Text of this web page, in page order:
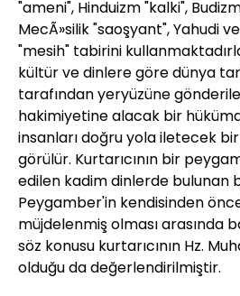
"ameni", Hinduizm "kalki",
MecÃ»silik "saoşyant", Yahudi
"mesih" tabirini
kültür ve dinlere göre dünya
tarafından yeryüzüne
hakimiyetine alacak bir
insanları doğru yola iletecek
görülür. Kurtarıcının bir
edilen kadim dinlerde bulunan
Peygamber'in kendisinden
müjdelenmiş olması arasında
söz konusu kurtarıcının Hz.
olduğu da değerlendirilmiştir.